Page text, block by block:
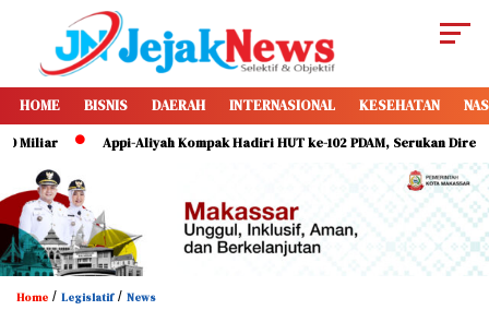
HOME BISNIS DAERAH INTERNASIONAL KESEHATAN
Appi-Aliyah Kompak Hadiri HUT ke-102 PDAM, Serukan Direksi
Home / Legislatif/ News